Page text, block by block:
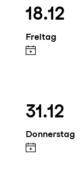
18.12
Freitag
31.12
Donnerstag